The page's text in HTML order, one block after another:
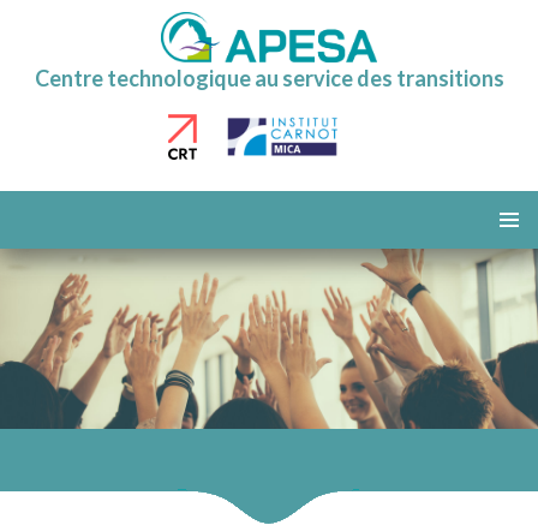
Centre technologique au service des transitions
MENU
AU
CONTENU